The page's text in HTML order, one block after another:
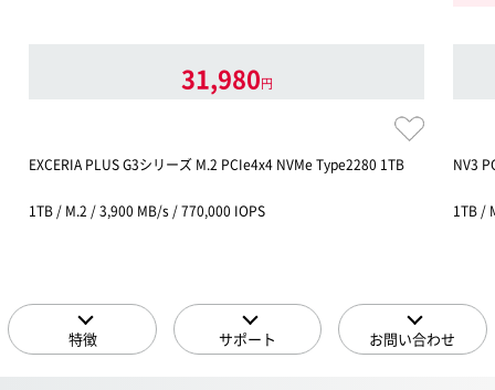
31,980円
EXCERIA PLUS G3シリーズ M.2 PCIe4x4 NVMe Type2280 1TB
1TB / M.2 / 3,900 MB/s / 770,000 IOPS
NV3
1TB /
特徴 サポート お問い合わせ